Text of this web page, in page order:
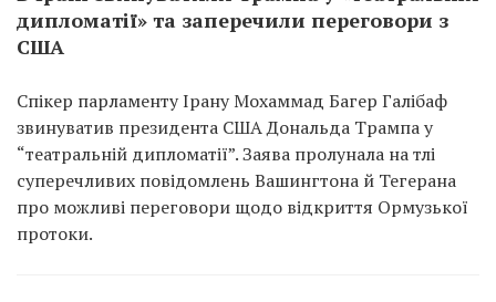
дипломатії» та заперечили переговори з
США
Спікер парламенту Ірану Мохаммад Багер Галібаф
звинуватив президента США Дональда Трампа у
“театральній дипломатії”. Заява пролунала на тлі
суперечливих повідомлень Вашингтона й Тегерана
про можливі переговори щодо відкриття Ормузької
протоки.